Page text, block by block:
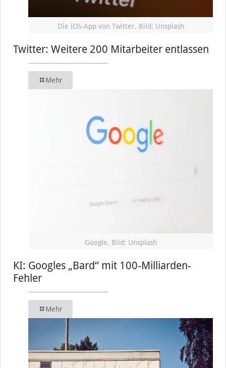
Die iOS-App von Twitter, Bild: Unsplash
Twitter: Weitere 200 Mitarbeiter entlassen
Mehr
Google, Bild: Unsplash
KI: Googles „Bard“ mit 100-Milliarden-
Fehler
Mehr